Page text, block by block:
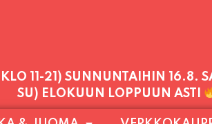
TORSTAI